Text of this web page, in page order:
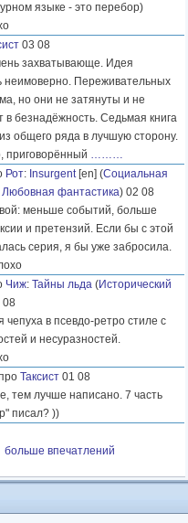
языке - это перебор)
03 08
захватывающе. Идея
неимоверно. Переживательных
но они не затянуты и не
в безнадёжность. Седьмая книга
общего ряда в лучшую сторону.
приговорённый ………
Рот: Insurgent[en] (Социальная
Любовная фантастика) 02 08
меньше событий, больше
и претензий. Если бы с этой
серия, я бы уже забросила.
Чиж: Тайны льда (Исторический
08
чепуха в псевдо-ретро стиле с
и несуразностей.
Таксист 01 08
тем лучше написано. 7 часть
писал? ))
больше впечатлений